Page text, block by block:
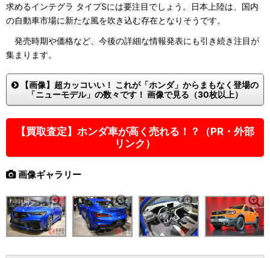
求めるインテグラ タイプSには要注目でしょう。日本上陸は、国内
の自動車市場に新たな風を吹き込む存在となりそうです。
発売時期や価格など、今後の詳細な情報発表にも引き続き注目が
集まります。
【画像】超カッコいい！ これが「ホンダ」からまもなく登場の
「ニューモデル」の数々です！ 画像で見る（30枚以上）
【買取査定】ホンダ車が高く売れる！？（PR・外部
リンク）
画像ギャラリー